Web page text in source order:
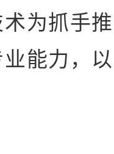
为抓手
能力，